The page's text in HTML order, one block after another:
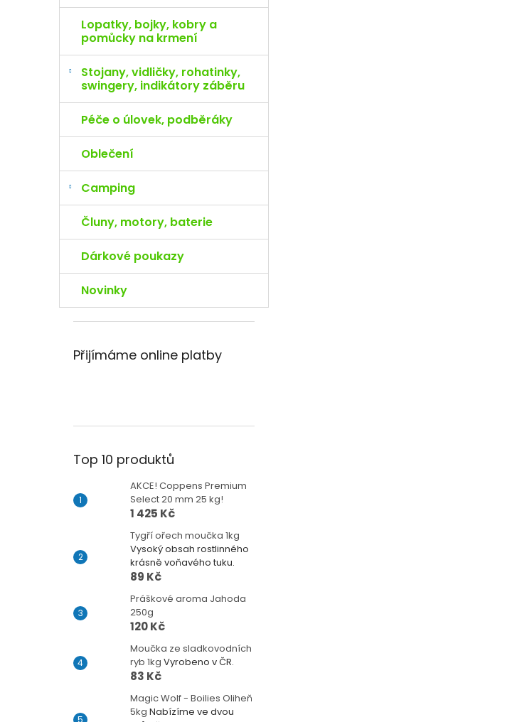
Lopatky, bojky, kobry a
pomůcky na krmení
Stojany, vidličky, rohatinky,
swingery, indikátory záběru
Péče o úlovek, podběráky
Oblečení
Camping
Čluny, motory, baterie
Dárkové poukazy
Novinky
Přijímáme online platby
Top 10 produktů
AKCE! Coppens Premium
Select 20 mm 25 kg!
1 425 Kč
Tygří ořech moučka 1kg
Vysoký obsah rostlinného
krásně voňavého tuku.
89 Kč
Práškové aroma Jahoda
250g
120 Kč
Moučka ze sladkovodních
ryb 1kg Vyrobeno v ČR.
83 Kč
Magic Wolf - Boilies Oliheň
5kg Nabízíme ve dvou